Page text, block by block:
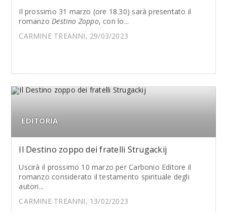
Il prossimo 31 marzo (ore 18.30) sarà presentato il
romanzo Destino Zoppo, con lo...
CARMINE TREANNI, 29/03/2023
EDITORIA
Il Destino zoppo dei fratelli Strugackij
Uscirà il prossimo 10 marzo per Carbonio Editore il
romanzo considerato il testamento spirituale degli
autori...
CARMINE TREANNI, 13/02/2023